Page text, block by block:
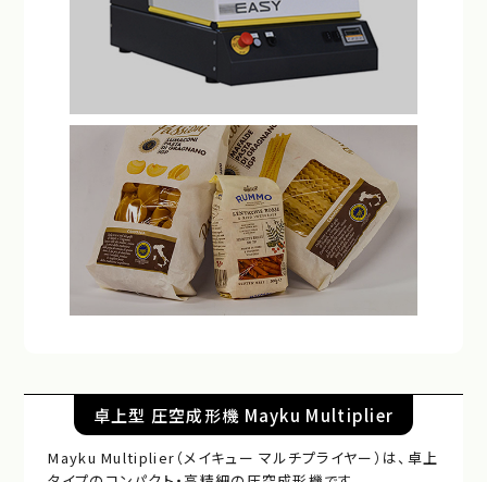
卓上型 圧空成形機 Mayku Multiplier
Mayku Multiplier（メイキュー マルチプライヤー）は、卓上